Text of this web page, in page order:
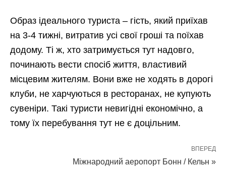
Образ ідеального туриста – гість, який приїхав
на 3-4 тижні, витратив усі свої гроші та поїхав
додому. Ті ж, хто затримується тут надовго,
починають вести спосіб життя, властивий
місцевим жителям. Вони вже не ходять в дорогі
клуби, не харчуються в ресторанах, не купують
сувеніри. Такі туристи невигідні економічно, а
тому їх перебування тут не є доцільним.
ВПЕРЕД
Міжнародний аеропорт Бонн / Кельн »